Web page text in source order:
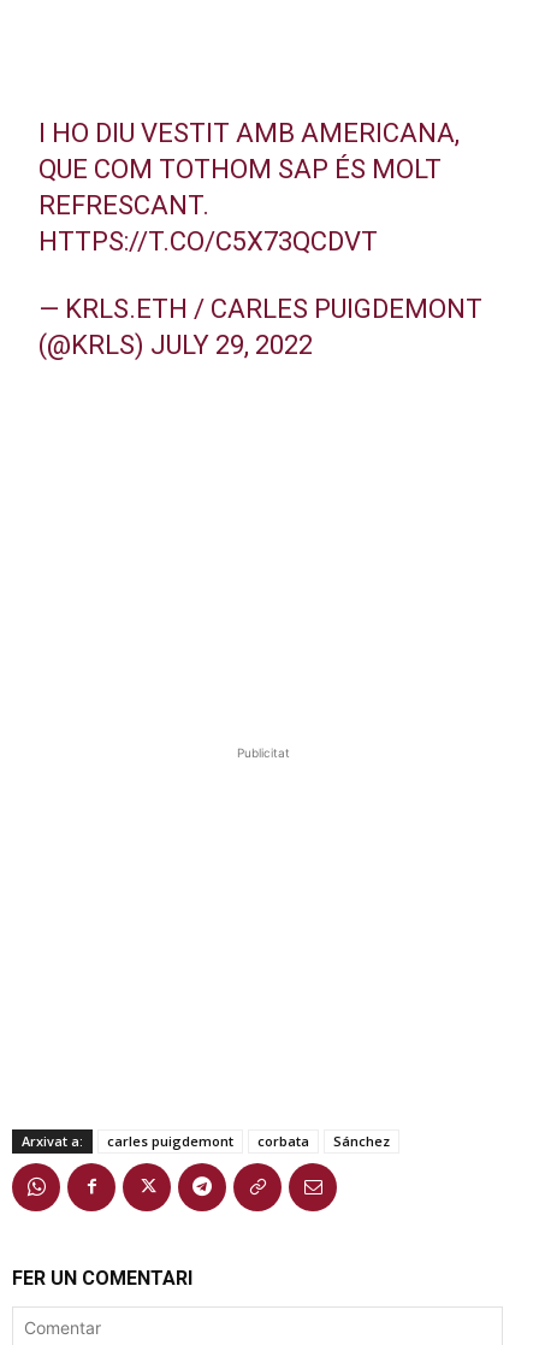
I HO DIU VESTIT AMB AMERICANA,
QUE COM TOTHOM SAP ÉS MOLT
REFRESCANT.
HTTPS://T.CO/C5X73QCDVT
— KRLS.ETH / CARLES PUIGDEMONT
(@KRLS) JULY 29, 2022
Publicitat
Arxivat a: carles puigdemont corbata Sánchez
FER UN COMENTARI